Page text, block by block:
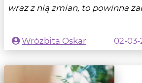
wraz z nią zmian, to powinna
Wróżbita Oskar
02-